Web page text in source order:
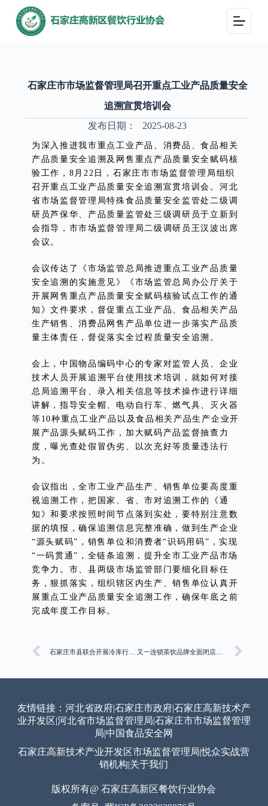
跳
过
石家庄市市场监督管理局召开重点工业产品质量安全
追溯宣贯培训会
发布日期：
2025-08-23
为深入推进我市重点工业产品、消费品、食品相关
产品质量安全追溯及网售重点产品质量安全赋码核
验工作，8月22日，石家庄市市场监督管理局组织
召开重点工业产品质量安全追溯宣贯培训会。河北
省市场监督管理局特殊食品质量安全监管处二级调
研员芦保华、产品质量监管处三级调研员于立新到
会指导，市市场监督管理局二级调研员王汉波出席
会议。
会议传达了《市场监管总局推进重点工业产品质量
安全追溯的实施意见》《市场监管总局办公厅关于
开展网售重点产品质量安全赋码核验试点工作的通
知》文件要求，督促重点工业产品、食品相关产品
生产销售、消费品网售产品单位进一步落实产品质
量主体责任，督促落实全过程质量安全追溯。
会上，中国物品编码中心的专家对监管人员、企业
技术人员开展追溯平台使用技术培训，就如何对接
总局追溯平台、录入相关信息等技术操作进行详细
讲解，指导安全帽、电动自行车、燃气具、灭火器
等10种重点工业产品以及食品相关产品生产企业开
展产品源头赋码工作，加大赋码产品监督抽查力
度，曝光查处假冒伪劣、以次充好等质量违法行
为。
会议指出，全市工业产品生产、销售单位要高度重
视追溯工作，把国家、省、市对追溯工作的《通
知》和要求按照时间节点落到实处，要特别注意数
据的填报，确保追溯信息完整准确，做到生产企业
“源头赋码”，销售单位和消费者“识码用码”，实现
“一码贯通”，全链条追溯，提升全市工业产品市场
竞争力。市、县两级市场监管部门要细化目标任
务，狠抓落实，组织辖区内生产、销售单位认真开
展重点工业产品质量安全追溯工作，确保年底之前
完成年度工作目标。
石家庄市县联合开展冷库行业特种设备安全管理业务培训
友情链接： 河北省政府|石家庄市政府|石家庄高新技术产
业开发区|河北省市场监督管理局|石家庄市市场监督管理
局|中国食品安全网
石家庄高新技术产业开发区市场监督管理局|悦众实战营
销机构|关于我们
版权所有@ 石家庄高新区餐饮行业协会